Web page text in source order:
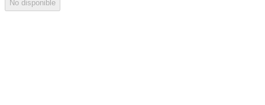
No disponible